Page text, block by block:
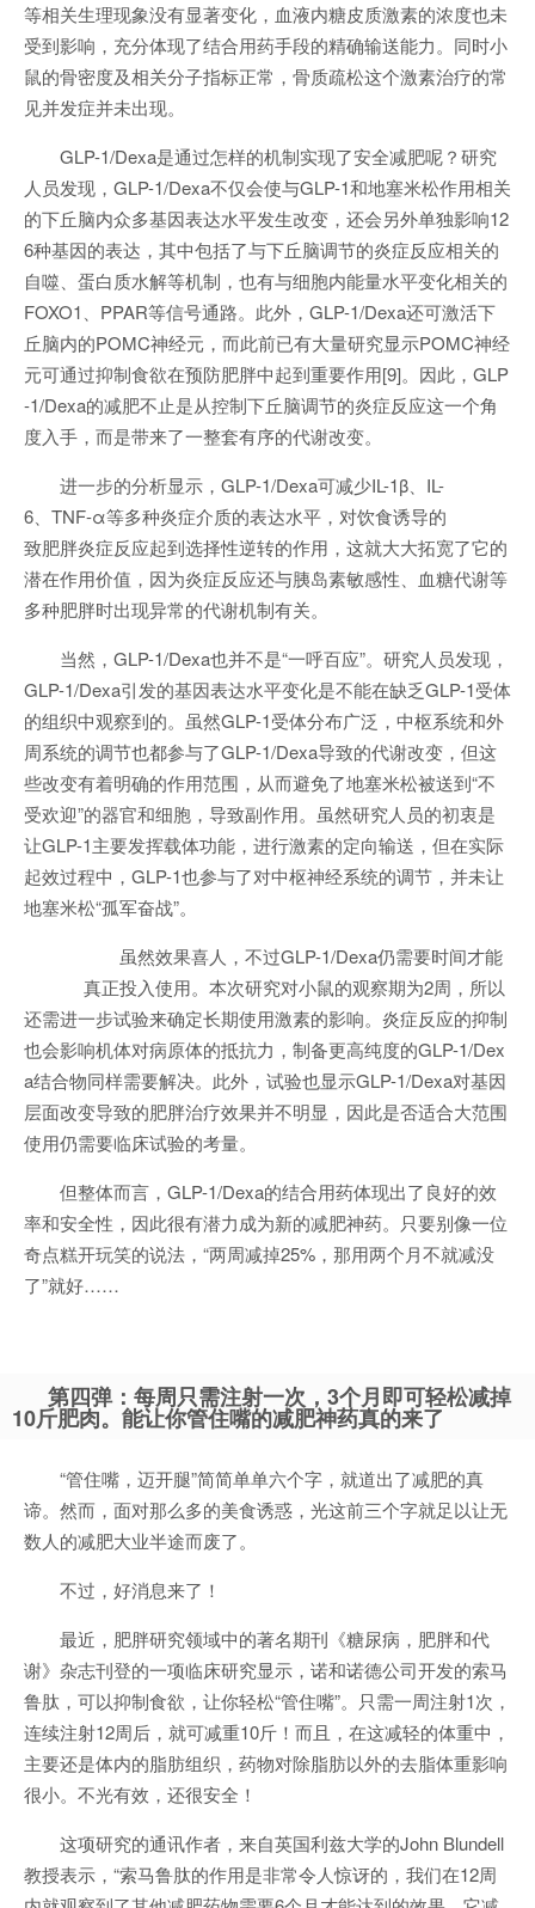
等相关生理现象没有显著变化，血液内糖皮质激素的浓度也未
受到影响，充分体现了结合用药手段的精确输送能力。同时小
鼠的骨密度及相关分子指标正常，骨质疏松这个激素治疗的常
见并发症并未出现。
GLP-1/Dexa是通过怎样的机制实现了安全减肥呢？研究
人员发现，GLP-1/Dexa不仅会使与GLP-1和地塞米松作用相关
的下丘脑内众多基因表达水平发生改变，还会另外单独影响12
6种基因的表达，其中包括了与下丘脑调节的炎症反应相关的
自噬、蛋白质水解等机制，也有与细胞内能量水平变化相关的
FOXO1、PPAR等信号通路。此外，GLP-1/Dexa还可激活下
丘脑内的POMC神经元，而此前已有大量研究显示POMC神经
元可通过抑制食欲在预防肥胖中起到重要作用[9]。因此，GLP
-1/Dexa的减肥不止是从控制下丘脑调节的炎症反应这一个角
度入手，而是带来了一整套有序的代谢改变。
进一步的分析显示，GLP-1/Dexa可减少IL-1β、IL-
6、TNF-α等多种炎症介质的表达水平，对饮食诱导的
致肥胖炎症反应起到选择性逆转的作用，这就大大拓宽了它的
潜在作用价值，因为炎症反应还与胰岛素敏感性、血糖代谢等
多种肥胖时出现异常的代谢机制有关。
当然，GLP-1/Dexa也并不是“一呼百应”。研究人员发现，
GLP-1/Dexa引发的基因表达水平变化是不能在缺乏GLP-1受体
的组织中观察到的。虽然GLP-1受体分布广泛，中枢系统和外
周系统的调节也都参与了GLP-1/Dexa导致的代谢改变，但这
些改变有着明确的作用范围，从而避免了地塞米松被送到“不
受欢迎”的器官和细胞，导致副作用。虽然研究人员的初衷是
让GLP-1主要发挥载体功能，进行激素的定向输送，但在实际
起效过程中，GLP-1也参与了对中枢神经系统的调节，并未让
地塞米松“孤军奋战”。
虽然效果喜人，不过GLP-1/Dexa仍需要时间才能
真正投入使用。本次研究对小鼠的观察期为2周，所以
还需进一步试验来确定长期使用激素的影响。炎症反应的抑制
也会影响机体对病原体的抵抗力，制备更高纯度的GLP-1/Dex
a结合物同样需要解决。此外，试验也显示GLP-1/Dexa对基因
层面改变导致的肥胖治疗效果并不明显，因此是否适合大范围
使用仍需要临床试验的考量。
但整体而言，GLP-1/Dexa的结合用药体现出了良好的效
率和安全性，因此很有潜力成为新的减肥神药。只要别像一位
奇点糕开玩笑的说法，“两周减掉25%，那用两个月不就减没
了”就好……
第四弹：每周只需注射一次，3个月即可轻松减掉
10斤肥肉。能让你管住嘴的减肥神药真的来了
“管住嘴，迈开腿”简简单单六个字，就道出了减肥的真
谛。然而，面对那么多的美食诱惑，光这前三个字就足以让无
数人的减肥大业半途而废了。
不过，好消息来了！
最近，肥胖研究领域中的著名期刊《糖尿病，肥胖和代
谢》杂志刊登的一项临床研究显示，诺和诺德公司开发的索马
鲁肽，可以抑制食欲，让你轻松“管住嘴”。只需一周注射1次，
连续注射12周后，就可减重10斤！而且，在这减轻的体重中，
主要还是体内的脂肪组织，药物对除脂肪以外的去脂体重影响
很小。不光有效，还很安全！
这项研究的通讯作者，来自英国利兹大学的John Blundell
教授表示，“索马鲁肽的作用是非常令人惊讶的，我们在12周